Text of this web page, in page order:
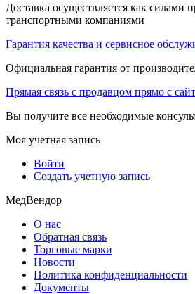
Доставка осуществляется как силами
транспортными компаниями
Гарантия качества и сервисное
Официальная гарантия от
Прямая связь с продавцом прямо с
Вы получите все необходимые
Моя учетная запись
Войти
Создать учетную запись
МедВендор
О нас
Обратная связь
Торговые марки
Новости
Политика конфиденциальности
Документы